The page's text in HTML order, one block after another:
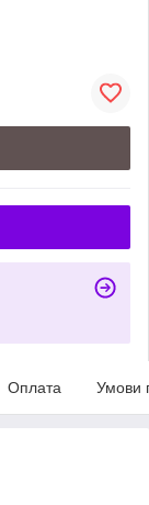
Оплата Умови